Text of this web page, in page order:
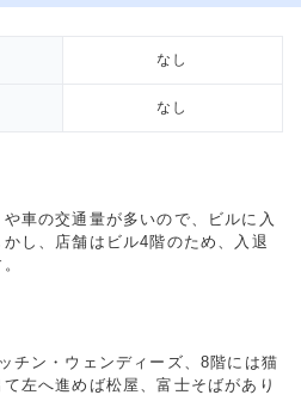
なし
なし
車の交通量が多いので、ビルに入
し、店舗はビル4階のため、入退
チン・ウェンディーズ、8階には猫
左へ進めば松屋、富士そばがあり